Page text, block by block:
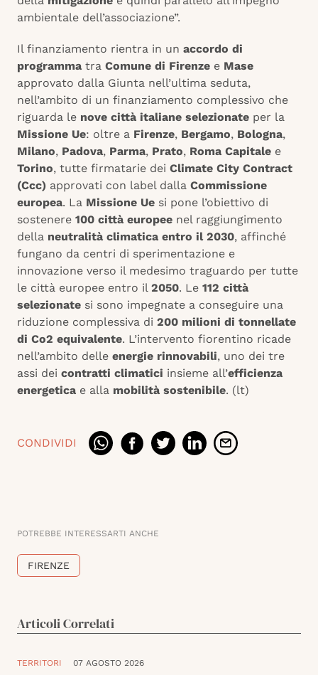
ambientale dell’associazione”.
Il finanziamento rientra in un accordo di
programma tra Comune di Firenze e Mase
approvato dalla Giunta nell’ultima seduta,
nell’ambito di un finanziamento complessivo che
riguarda le nove città italiane selezionate per la
Missione Ue: oltre a Firenze, Bergamo, Bologna,
Milano, Padova, Parma, Prato, Roma Capitale e
Torino, tutte firmatarie dei Climate City Contract
(Ccc) approvati con label dalla Commissione
europea. La Missione Ue si pone l’obiettivo di
sostenere 100 città europee nel raggiungimento
della neutralità climatica entro il 2030, affinché
fungano da centri di sperimentazione e
innovazione verso il medesimo traguardo per tutte
le città europee entro il 2050. Le 112 città
selezionate si sono impegnate a conseguire una
riduzione complessiva di 200 milioni di tonnellate
di Co2 equivalente. L’intervento fiorentino ricade
nell’ambito delle energie rinnovabili, uno dei tre
assi dei contratti climatici insieme all’efficienza
energetica e alla mobilità sostenibile. (lt)
CONDIVIDI
POTREBBE INTERESSARTI ANCHE
FIRENZE
Articoli Correlati
TERRITORI 07 AGOSTO 2026